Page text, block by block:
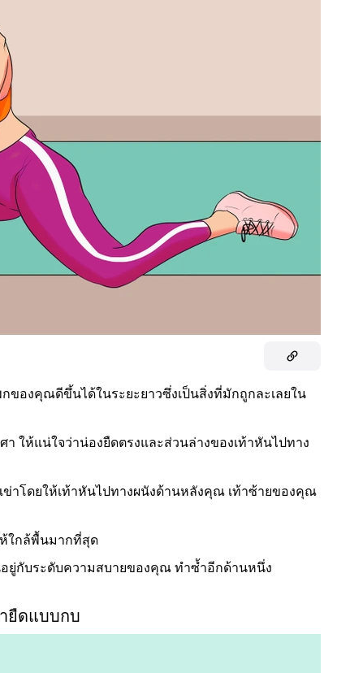
ของคุณดีขึ้นได้ในระยะยาวซึ่งเป็นสิ่งที่มักถูกละเลยใน
ให้แน่ใจว่าน่องยืดตรงและส่วนล่างของเท้าหันไปทาง
ข่าโดยให้เท้าหันไปทางผนังด้านหลังคุณ เท้าซ้ายของคุณ
ใกล้พื้นมากที่สุด
ยู่กับระดับความสบายของคุณ ทำซ้ำอีกด้านหนึ่ง
ยืดแบบกบ